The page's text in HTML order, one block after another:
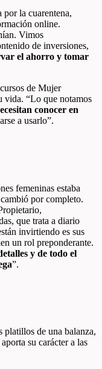
por la cuarentena,
online.
Vimos
de inversiones,
el ahorro y tomar
de Mujer
vida. “Lo que notamos
conocer en
a usarlo”.
femeninas estaba
por completo.
que trata a diario
invirtiendo es sus
un rol preponderante.
y de todo el
”.
platillos de una balanza,
su carácter a las